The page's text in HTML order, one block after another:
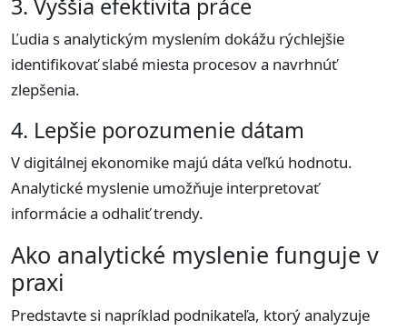
3. Vyššia efektivita práce
Ľudia s analytickým myslením dokážu rýchlejšie
identifikovať slabé miesta procesov a navrhnúť
zlepšenia.
4. Lepšie porozumenie dátam
V digitálnej ekonomike majú dáta veľkú hodnotu.
Analytické myslenie umožňuje interpretovať
informácie a odhaliť trendy.
Ako analytické myslenie funguje v
praxi
Predstavte si napríklad podnikateľa, ktorý analyzuje